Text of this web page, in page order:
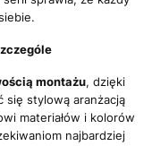
montażu, dzięki
się stylową aranżacją
materiałów i kolorów
najbardziej